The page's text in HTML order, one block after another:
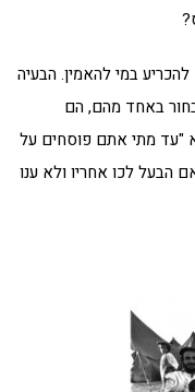
במי להאמין. הבעיה
באחד מהם, הם
"עד מתי אתם פוסחים על
הבעל לכו אחריו ולא ענו